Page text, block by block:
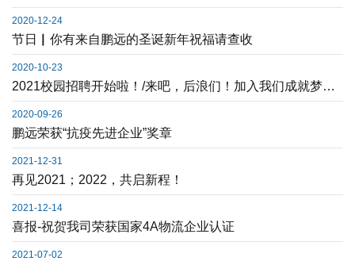
2020-12-24
节日▏你有来自鹏远的圣诞新年祝福请查收
2020-10-23
2021校园招聘开始啦！/来吧，后浪们！加入我们成就梦想！
2020-09-26
鹏远荣获“抗疫先进企业”奖章
2021-12-31
再见2021；2022，共启新程！
2021-12-14
喜报-祝贺我司荣获国家4A物流企业认证
2021-07-02